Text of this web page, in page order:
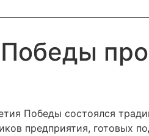
Победы состоялся
предприятия, готовых